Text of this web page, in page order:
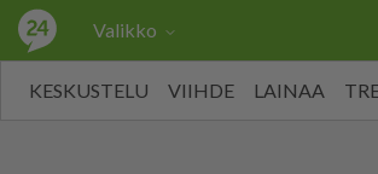
Valikko
KESKUSTELU VIIHDE LAINAA